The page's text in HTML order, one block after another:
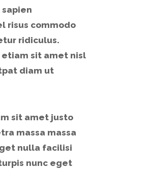
risus commodo
ridiculus.
etiam sit amet nisl
diam ut
sit amet justo
massa massa
nulla facilisi
nunc eget